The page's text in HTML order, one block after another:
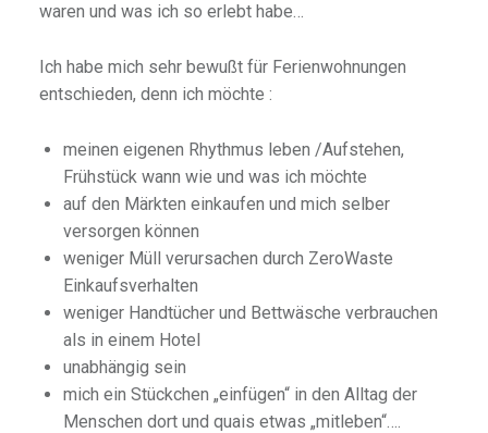
waren und was ich so erlebt habe…
Ich habe mich sehr bewußt für Ferienwohnungen
entschieden, denn ich möchte :
meinen eigenen Rhythmus leben /Aufstehen,
Frühstück wann wie und was ich möchte
auf den Märkten einkaufen und mich selber
versorgen können
weniger Müll verursachen durch ZeroWaste
Einkaufsverhalten
weniger Handtücher und Bettwäsche verbrauchen
als in einem Hotel
unabhängig sein
mich ein Stückchen „einfügen“ in den Alltag der
Menschen dort und quais etwas „mitleben“….